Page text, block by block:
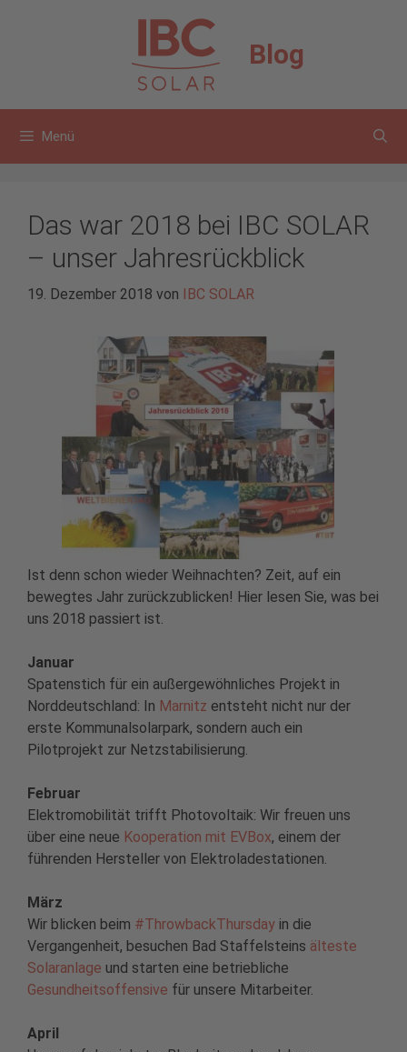
Blog
Menü
Das war 2018 bei IBC SOLAR
– unser Jahresrückblick
19. Dezember 2018 von IBC SOLAR
Ist denn schon wieder Weihnachten? Zeit, auf ein
bewegtes Jahr zurückzublicken! Hier lesen Sie, was bei
uns 2018 passiert ist.
Januar
Spatenstich für ein außergewöhnliches Projekt in
Norddeutschland: In Marnitz entsteht nicht nur der
erste Kommunalsolarpark, sondern auch ein
Pilotprojekt zur Netzstabilisierung.
Februar
Elektromobilität trifft Photovoltaik: Wir freuen uns
über eine neue Kooperation mit EVBox, einem der
führenden Hersteller von Elektroladestationen.
März
Wir blicken beim #ThrowbackThursday in die
Vergangenheit, besuchen Bad Staffelsteins älteste
Solaranlage und starten eine betriebliche
Gesundheitsoffensive für unsere Mitarbeiter.
April